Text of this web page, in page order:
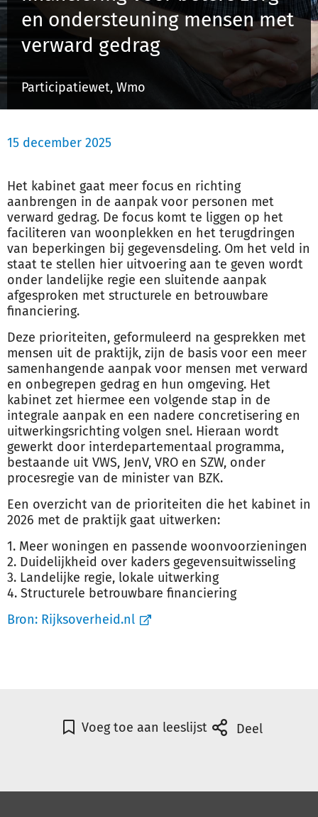
Inloggen
Registreren
en ondersteuning mensen met
verward gedrag
Participatiewet, Wmo
15 december 2025
Het kabinet gaat meer focus en richting
aanbrengen in de aanpak voor personen met
verward gedrag. De focus komt te liggen op het
faciliteren van woonplekken en het terugdringen
van beperkingen bij gegevensdeling. Om het veld in
staat te stellen hier uitvoering aan te geven wordt
onder landelijke regie een sluitende aanpak
afgesproken met structurele en betrouwbare
financiering.
Deze prioriteiten, geformuleerd na gesprekken met
mensen uit de praktijk, zijn de basis voor een meer
samenhangende aanpak voor mensen met verward
en onbegrepen gedrag en hun omgeving. Het
kabinet zet hiermee een volgende stap in de
integrale aanpak en een nadere concretisering en
uitwerkingsrichting volgen snel. Hieraan wordt
gewerkt door interdepartementaal programma,
bestaande uit VWS, JenV, VRO en SZW, onder
procesregie van de minister van BZK.
Een overzicht van de prioriteiten die het kabinet in
2026 met de praktijk gaat uitwerken:
1. Meer woningen en passende woonvoorzieningen
2. Duidelijkheid over kaders gegevensuitwisseling
3. Landelijke regie, lokale uitwerking
4. Structurele betrouwbare financiering
Bron: Rijksoverheid.nl
Voeg toe aan leeslijst Deel